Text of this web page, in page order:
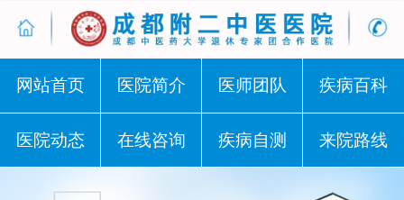
网站首页 医院简介 医师团队 疾病百科
医院动态 在线咨询 疾病自测 来院路线